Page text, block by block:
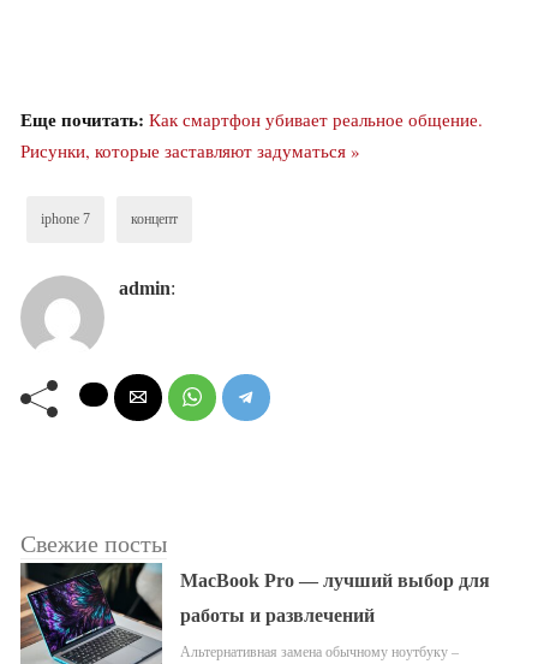
Еще почитать: Как смартфон убивает реальное общение.
Рисунки, которые заставляют задуматься »
iphone 7 концепт
admin:
Свежие посты
MacBook Pro — лучший выбор для
работы и развлечений
Альтернативная замена обычному ноутбуку –